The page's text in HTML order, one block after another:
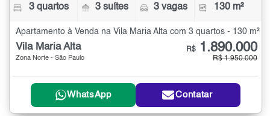
3 quartos 3 suítes 3 vagas 130 m²
Apartamento à Venda na Vila Maria Alta com 3 quartos - 130 m²
Vila Maria Alta
Zona Norte - São Paulo
R$ 1.890.000
R$ 1.950.000
WhatsApp Contatar